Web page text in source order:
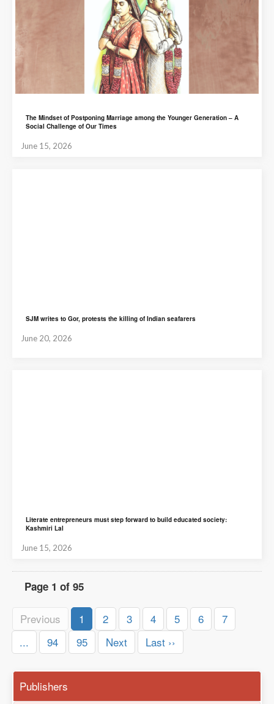
The Mindset of Postponing Marriage among the Younger Generation – A
Social Challenge of Our Times
June 15, 2026
SJM writes to Gor, protests the killing of Indian seafarers
June 20, 2026
Literate entrepreneurs must step forward to build educated society:
Kashmiri Lal
June 15, 2026
Page 1 of 95
Previous 1 2 3 4 5 6
7
...
94 95 Next Last ››
Publishers